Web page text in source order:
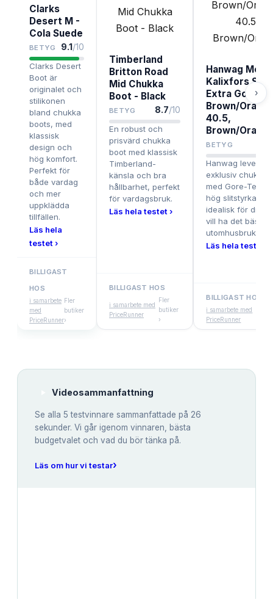
Clarks
Desert M -
Cola Suede
BETYG 9.1/10
Clarks Desert
Boot är
originalet och
stilikonen
bland chukka
boots, med
klassisk
design och
hög komfort.
Perfekt för
både vardag
och mer
uppklädda
tillfällen.
Läs hela
testet ›
BILLIGAST
HOS
i samarbete
med
PriceRunner
Fler
butiker
›
Timberland
Britton Road
Mid Chukka
Boot - Black
BETYG 8.7/10
En robust och
prisvärd chukka
boot med klassisk
Timberland-
känsla och bra
hållbarhet, perfekt
för vardagsbruk.
Läs hela testet ›
BILLIGAST HOS
i samarbete med
PriceRunner
Fler
butiker
›
Hanwag
Kalixfors Sf
Extra Gore-
Brown/
40.5,
Brown/
BETYG
Hanwag
exklusiv chukka
med Gore-Tex
hög slitstyrka,
idealisk för dig
vill ha det bästa
utomhusbruk.
Läs hela testet ›
BILLIGAST HOS
i samarbete med
PriceRunner
›
Videosammanfattning
Se alla 5 testvinnare sammanfattade på 26
sekunder. Vi går igenom vinnaren, bästa
budgetvalet och vad du bör tänka på.
Läs om hur vi testar›